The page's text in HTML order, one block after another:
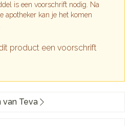
is een voorschrift nodig. Na
apotheker kan je het komen
product een voorschrift
van Teva